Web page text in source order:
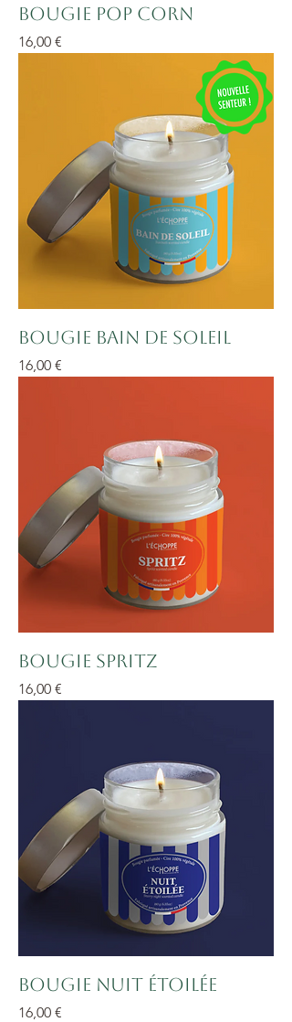
Bougie Pop Corn
Prix
16,00 €
Bougie Bain de soleil
Prix
16,00 €
Bougie Spritz
Prix
16,00 €
Bougie Nuit étoilée
Prix
16,00 €